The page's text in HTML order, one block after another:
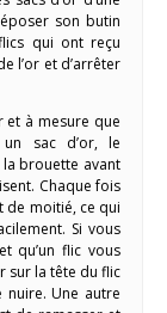
son butin
qui ont reçu
l’or et d’arrêter
et à mesure que
sac d’or, le
brouette avant
Chaque fois
de moitié, ce qui
Si vous
qu’un flic vous
sur la tête du flic
Une autre